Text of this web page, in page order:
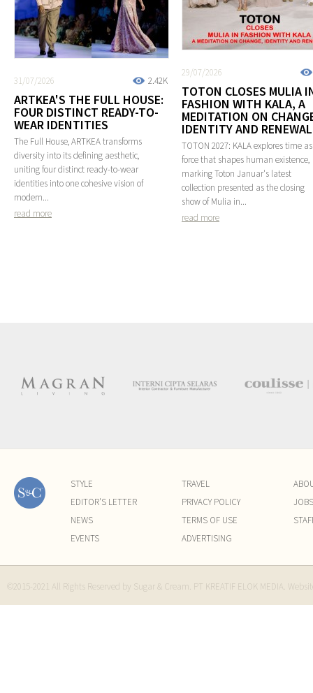
2.42K
31/07/2026
ARTKEA'S THE FULL HOUSE:
FOUR DISTINCT READY-TO-
WEAR IDENTITIES
The Full House, ARTKEA transforms
diversity into its defining aesthetic,
uniting four distinct ready-to-wear
identities into one cohesive vision of
modern...
read more
29/07/2026
TOTON CLOSES MULIA
FASHION WITH KALA, A
MEDITATION ON
IDENTITY AND RENEWAL
TOTON 2027: KALA explores time
force that shapes human existence,
marking Toton Januar's latest
collection presented as the closing
show of Mulia in...
read more
STYLE
EDITOR'S LETTER
NEWS
EVENTS
TRAVEL
PRIVACY POLICY
TERMS OF USE
ADVERTISING
JOBS
©2015-2021 All Rights Reserved by Sugar & Cream. PT KREATIF ELOK MEDIA.